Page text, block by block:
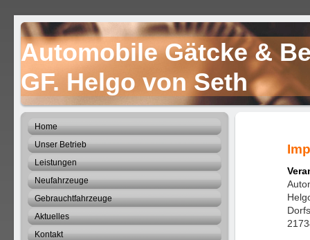
Automobile Gätcke &
GF. Helgo von
Home
Unser Betrieb
Leistungen
Neufahrzeuge
Gebrauchtfahrzeuge
Aktuelles
Kontakt